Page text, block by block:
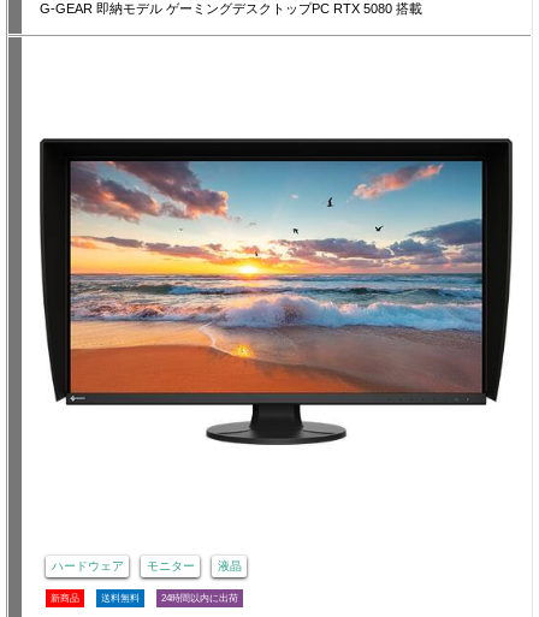
G-GEAR 即納モデル ゲーミングデスクトップPC RTX 5080 搭載
ハードウェア モニター 液晶
新商品 送料無料 24時間以内に出荷